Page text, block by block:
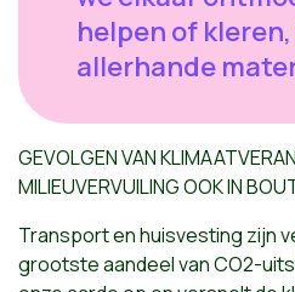
helpen of
allerhande
GEVOLGEN VAN
MILIEUVERVUILING OOK IN
Transport en huisvesting zijn
grootste aandeel van CO2-